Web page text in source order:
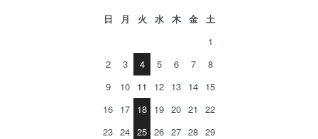
日 月 火 水 木 金
土
1
2
3 4 5 6 7
8
9
10 11 12 13 14 15
16 17 18 19 20 21
22
23 24 25 26 27 28 29